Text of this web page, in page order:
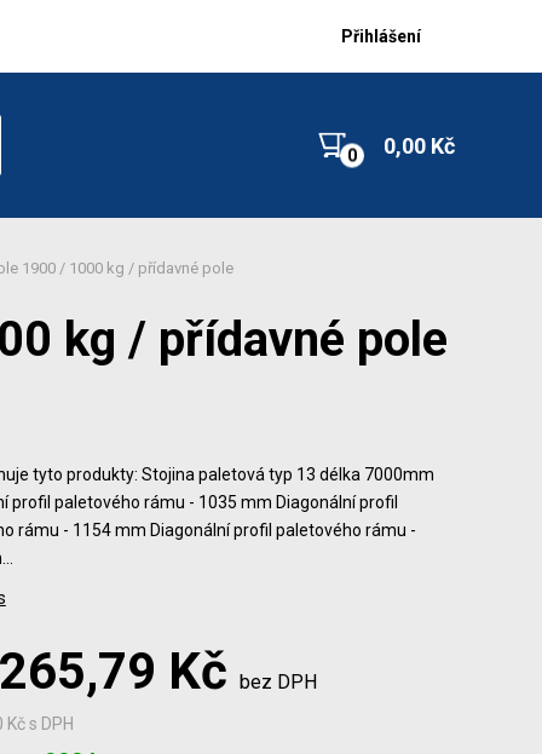
Přihlášení
0,00 Kč
1900 / 1000 kg / přídavné pole
kg / přídavné pole
tyto produkty: Stojina paletová typ 13 délka 7000mm
profil paletového rámu - 1035 mm Diagonální profil
rámu - 1154 mm Diagonální profil paletového rámu -
Kč bez DPH
Kčs DPH